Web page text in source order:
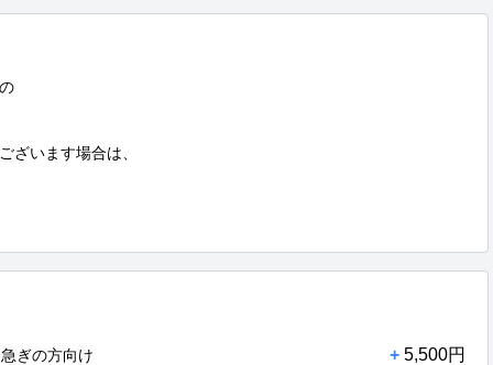
ざいます場合は、
ぎの方向け + 5,500円